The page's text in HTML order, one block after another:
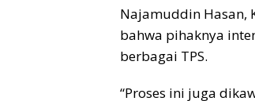
Najamuddin Hasan,
bahwa pihaknya
berbagai TPS.
“Proses ini juga